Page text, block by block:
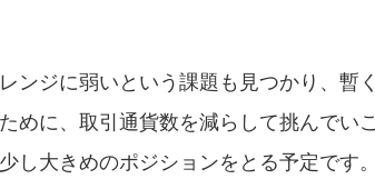
ンジに弱いという課題も見つかり、暫
めに、取引通貨数を減らして挑んでい
し大きめのポジションをとる予定です。